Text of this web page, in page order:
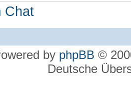
Chat
by phpBB ©
Deutsche